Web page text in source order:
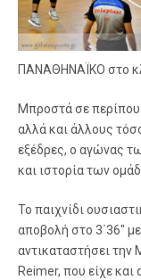
ΠΑΝΑΘΗΝΑΪΚΟ στο
Μπροστά σε
αλλά και άλλους
εξέδρες, ο αγώνας
και ιστορία των
Το παιχνίδι
αποβολή στο 3΄36″
αντικαταστήσει την
Reimer, που είχε